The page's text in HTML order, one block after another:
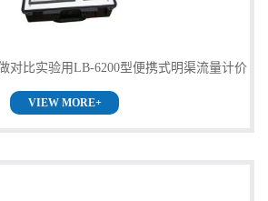
对比实验用LB-6200型便携式明渠流量计价
格
VIEW MORE+